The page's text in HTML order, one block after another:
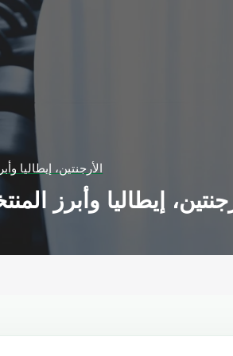
الأرجنتين، إيطاليا
إيطاليا وأبرز